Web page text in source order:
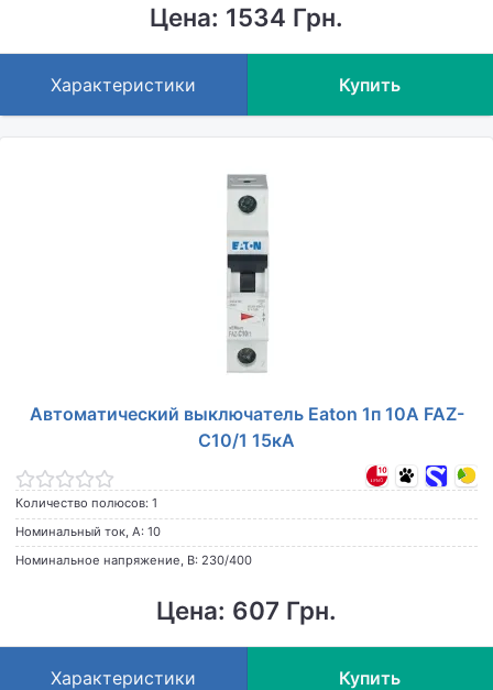
Цена: 1534 Грн.
Характеристики Купить
Автоматический выключатель Eaton 1п 10А FAZ-
C10/1 15кА
Количество полюсов: 1
Номинальный ток, А: 10
Номинальное напряжение, В: 230/400
Цена: 607 Грн.
Характеристики Купить